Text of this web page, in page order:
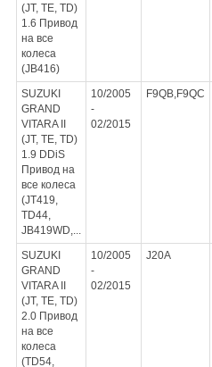
(JT, TE, TD)
1.6 Привод
на все
колеса
(JB416)
SUZUKI
GRAND
VITARA II
(JT, TE, TD)
1.9 DDiS
Привод на
все колеса
(JT419,
TD44,
JB419WD,...
10/2005
-
02/2015
F9QB,F9QC
SUZUKI
GRAND
VITARA II
(JT, TE, TD)
2.0 Привод
на все
колеса
(TD54,
10/2005
-
02/2015
J20A